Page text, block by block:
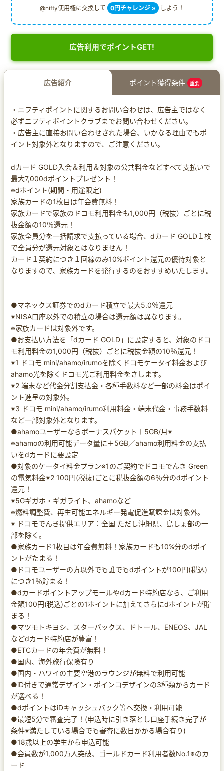
@nifty使用権に交換して 0円チャレンジ » しよう！
広告利用でポイントGET!
広告紹介 ポイント獲得条件 重要
・ニフティポイントに関するお問い合わせは、広告主ではなく
必ずニフティポイントクラブまでお問い合わせください。
・広告主に直接お問い合わせされた場合、いかなる理由でもポ
イント対象外となりますので、ご注意ください。
dカード GOLD入会＆利用＆対象の公共料金などすべて支払いで
最大7,000dポイントプレゼント！
※dポイント(期間・用途限定)
家族カードの1枚目は年会費無料！
家族カードで家族のドコモ利用料金も1,000円（税抜）ごとに税
抜金額の10％還元！
家族全員分を一括請求で支払っている場合、dカード GOLD１枚
で全員分が還元対象とはなりません！
カード１契約につき１回線のみ10%ポイント還元の優待対象と
なりますので、家族カードを発行するのをおすすめいたします。
●マネックス証券でのdカード積立で最大5.0％還元
※NISA口座以外での積立の場合は還元額は異なります。
※家族カードは対象外です。
●お支払い方法を「dカード GOLD」に設定すると、対象のドコ
モ利用料金の1,000円（税抜）ごとに税抜金額の10％還元！
※1 ドコモ mini/ahamo/irumoを除くドコモケータイ料金および
ahamo光を除くドコモ光ご利用料金をさします。
※2 端末など代金分割支払金・各種手数料など一部の料金はポイ
ント進呈の対象外。
※3 ドコモ mini/ahamo/irumo利用料金・端末代金・事務手数料
など一部対象外となります。
●ahamoユーザーならボーナスパケット＋5GB/月※
※ahamoの利用可能データ量に＋5GB／ahamo利用料金の支払
いをdカードに要設定
●対象のケータイ料金プラン※1のご契約でドコモでんき Green
の電気料金※2 100円(税抜)ごとに税抜金額の6％分のdポイント
還元！
※5Gギガホ・ギガライト、ahamoなど
※燃料調整費、再生可能エネルギー発電促進賦課金は対象外。
※ ドコモでんき提供エリア：全国 ただし沖縄県、島しょ部の一
部を除く。
●家族カード1枚目は年会費無料！家族カードも10%分のdポイ
ントがたまる！
●ドコモユーザーの方以外でも誰でもdポイントが100円(税込)
につき1％貯まる！
●dカードポイントアップモールやdカード特約店なら、ご利用
金額100円(税込)ごとの1ポイントに加えてさらにdポイントが貯
まる！
●マツモトキヨシ、スターバックス、ドトール、ENEOS、JAL
などdカード特約店が豊富！
●ETCカードの年会費が無料！
●国内、海外旅行保険有り
●国内・ハワイの主要空港のラウンジが無料で利用可能
●iD付きで通常デザイン・ポインコデザインの3種類からカード
が選べる！
●dポイントはiDキャッシュバック等へ交換・利用可能
●最短5分で審査完了！(申込時に引き落とし口座手続き完了が
条件※満たしている場合でも審査に数日かかる場合有り)
●18歳以上の学生から申込可能
●会員数が1,000万人突破、ゴールドカード利用者数No.1※のカ
ード